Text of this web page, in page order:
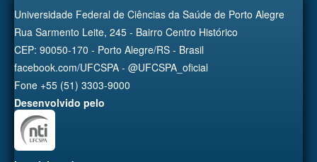
Universidade Federal de Ciências da Saúde de Porto Alegre
Rua Sarmento Leite, 245 - Bairro Centro Histórico
CEP: 90050-170 - Porto Alegre/RS - Brasil
facebook.com/UFCSPA - @UFCSPA_oficial
Fone +55 (51) 3303-9000
Desenvolvido pelo